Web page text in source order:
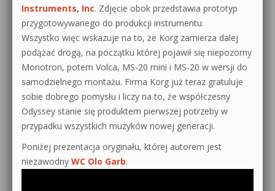
Instruments, Inc. Zdjęcie obok przedstawia prototyp
przygotowywanego do produkcji instrumentu.
Wszystko więc wskazuje na to, że Korg zamierza dalej
podążać drogą, na początku której pojawił się niepozorny
Monotron, potem Volca, MS-20 mini i MS-20 w wersji do
samodzielnego montażu. Firma Korg już teraz gratuluje
sobie dobrego pomysłu i liczy na to, że współczesny
Odyssey stanie się produktem pierwszej potrzeby w
przypadku wszystkich muzyków nowej generacji.
Poniżej prezentacja oryginału, której autorem jest
niezawodny WC Olo Garb.